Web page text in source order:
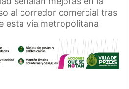
al corredor comercial tras
esta vía metropolitana